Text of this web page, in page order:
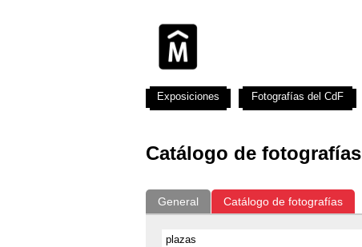
Catálogo de fotografías
General Catálogo de fotografías
Exposiciones Fotografías del CdF